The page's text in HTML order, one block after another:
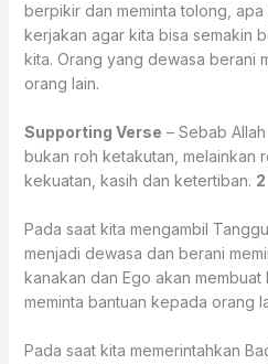
berpikir dan meminta tolong,
kerjakan agar kita bisa semakin
kita. Orang yang dewasa berani
orang lain.
Supporting Verse – Sebab
bukan roh ketakutan, melainkan
kekuatan, kasih dan ketertiban.
Pada saat kita mengambil
menjadi dewasa dan berani
kanakan dan Ego akan
meminta bantuan kepada orang
Pada saat kita memerintahkan